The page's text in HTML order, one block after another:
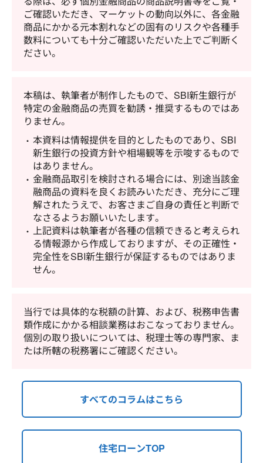
ご確認いただき、マーケットの動向以外に、各金融
商品にかかる元本割れなどの固有のリスクや各種手
数料についても十分ご確認いただいた上でご判断く
ださい。
本稿は、執筆者が制作したもので、SBI新生銀行が
特定の金融商品の売買を勧誘・推奨するものではあ
りません。
本資料は情報提供を目的としたものであり、SBI
新生銀行の投資方針や相場観等を示唆するもので
はありません。
金融商品取引を検討される場合には、別途当該金
融商品の資料を良くお読みいただき、充分にご理
解されたうえで、お客さまご自身の責任と判断で
なさるようお願いいたします。
上記資料は執筆者が各種の信頼できると考えられ
る情報源から作成しておりますが、その正確性・
完全性をSBI新生銀行が保証するものではありま
せん。
当行では具体的な税額の計算、および、税務申告書
類作成にかかる相談業務はおこなっておりません。
個別の取り扱いについては、税理士等の専門家、ま
たは所轄の税務署にご確認ください。
すべてのコラムはこちら
住宅ローンTOP